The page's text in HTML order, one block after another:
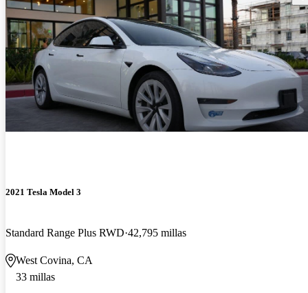
2021 Tesla Model 3
Standard Range Plus RWD 42,795 millas
West Covina, CA
33 millas